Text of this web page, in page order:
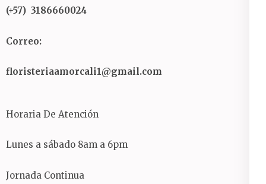
(+57) 3186660024
Correo:
floristeriaamorcali1@gmail.com
Horaria De Atención
Lunes a sábado 8am a 6pm
Jornada Continua